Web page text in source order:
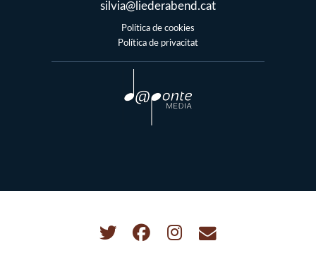
silvia@liederabend.cat
Política de cookies
Política de privacitat